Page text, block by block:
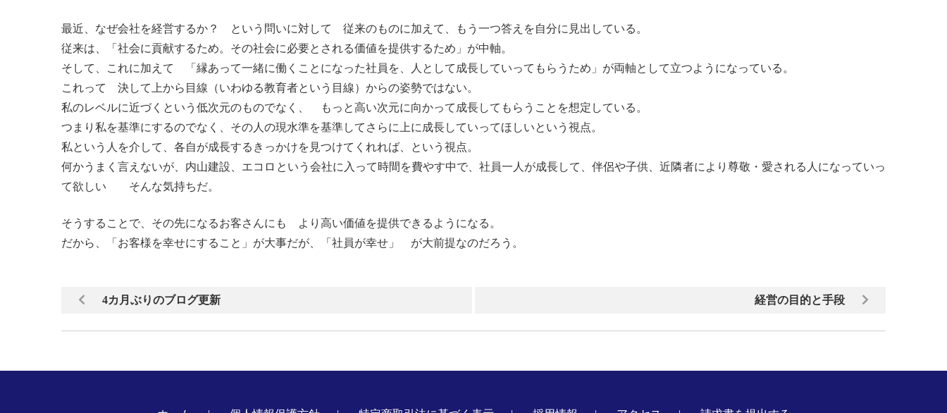
最近、なぜ会社を経営するか？ という問いに対して 従来のものに加えて、もう一つ答えを自分に見出している。
従来は、「社会に貢献するため。その社会に必要とされる価値を提供するため」が中軸。
そして、これに加えて 「縁あって一緒に働くことになった社員を、人として成長していってもらうため」が両軸として立つようになっている。
これって 決して上から目線（いわゆる教育者という目線）からの姿勢ではない。
私のレベルに近づくという低次元のものでなく、 もっと高い次元に向かって成長してもらうことを想定している。
つまり私を基準にするのでなく、その人の現水準を基準してさらに上に成長していってほしいという視点。
私という人を介して、各自が成長するきっかけを見つけてくれれば、という視点。
何かうまく言えないが、内山建設、エコロという会社に入って時間を費やす中で、社員一人が成長して、伴侶や子供、近隣者により尊敬・愛される人になっていっ
て欲しい そんな気持ちだ。
そうすることで、その先になるお客さんにも より高い価値を提供できるようになる。
だから、「お客様を幸せにすること」が大事だが、「社員が幸せ」 が大前提なのだろう。
4カ月ぶりのブログ更新 経営の目的と手段